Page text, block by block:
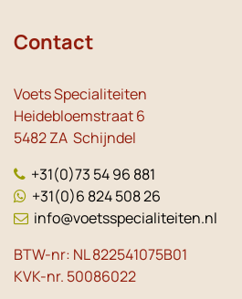
Contact
Voets Specialiteiten
Heidebloemstraat 6
5482 ZA Schijndel
+31(0)73 54 96 881
+31(0)6 824 508 26
info@voetsspecialiteiten.nl
BTW-nr: NL 822541075B01
KVK-nr. 50086022